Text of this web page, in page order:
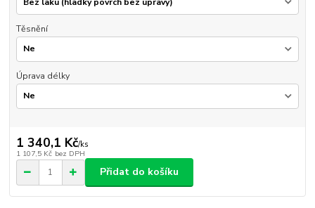
Těsnění
Úprava délky
1 340,1 Kč/ks
1 107,5 Kč bez DPH
Přidat do košíku